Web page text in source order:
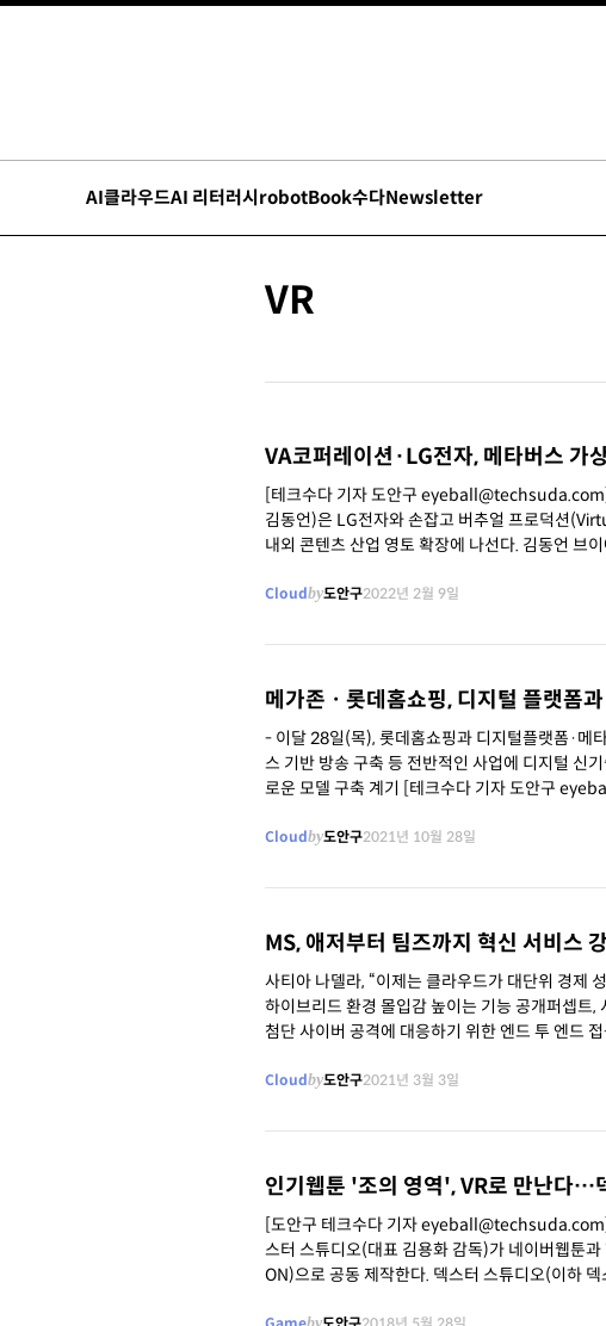
AI클라우드AI 리터러시robotBook수다Newsletter
VR
VA코퍼레이션·LG전자, 메타버스 가
[테크수다 기자 도안구
김동언)은 LG전자와 손잡고 버추얼 프로덕션
내외 콘텐츠 산업 영토 확장에 나선다. 김동언 브이에이코퍼레이션 대표는 “LG전자와의 공동 R&D 센터 개소로 국내외 콘텐츠
Cloudby도안구2022년 2월 9일
메가존ㆍ롯데홈쇼핑, 디지털 플랫폼
- 이달 28일(목), 롯데홈쇼핑과 디지털플랫폼·메타버스 공동 기술
스 기반 방송 구축 등 전반적인 사업에 디지털 신기술 분야 협력 - 대기업, 중견기업 간 오픈 이노베이
로운 모델 구축 계기 [테크수다 기자
Cloudby도안구2021년 10월 28일
MS, 애저부터 팀즈까지 혁신 서비스
사티아 나델라, “이제는 클라우드가 대단위 경제
하이브리드 환경 몰입감 높이는 기능 공개퍼셉트
Cloudby도안구2021년 3월 3일
인기웹툰 '조의 영역', VR로 만난다…
[도안구 테크수다 기자
스터 스튜디오(대표 김용화 감독)가 네이버웹툰
ON)으로 공동 제작한다. 덱스터 스튜디오(이하 덱스터)가 올초 네이버웹툰과 함께 선보인 신개념 VR콘텐츠인 VR TOON '살려